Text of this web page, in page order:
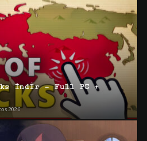
İndir – Full PC +
2026